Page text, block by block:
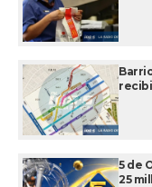
5 de
25